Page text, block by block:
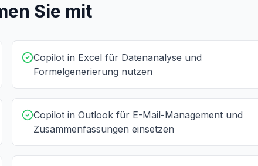
Sie mit
Copilot in Excel für Datenanalyse und
Formelgenerierung nutzen
Copilot in Outlook für E-Mail-Management und
Zusammenfassungen einsetzen